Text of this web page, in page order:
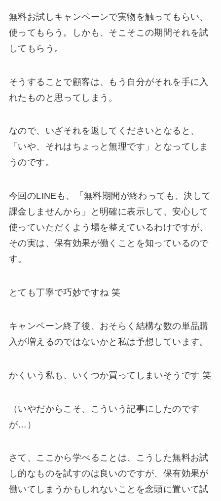
無料お試しキャンペーンで実物を触ってもらい、
使ってもらう。しかも、そこそこの期間それを試
してもらう。
そうすることで顧客は、もう自分がそれを手に入
れたものと思ってしまう。
なので、いざそれを返してくださいとなると、
「いや、それはちょっと無理です」となってしま
うのです。
今回のLINEも、「無料期間が終わっても、決して
課金しませんから」と明確に表示して、安心して
使っていただくよう場を整えているわけですが、
その実は、保有効果が働くことを知っているので
す。
とても丁寧で巧妙ですね 笑
キャンペーン終了後、おそらく結構な数の単品購
入が増えるのではないかと私は予想しています。
かくいう私も、いくつか買ってしまいそうです 笑
（いやだからこそ、こういう記事にしたのです
が…）
さて、ここから学べることは、こうした無料お試
し的なものを試すのは良いのですが、保有効果が
働いてしまうかもしれないことを念頭に置いて試